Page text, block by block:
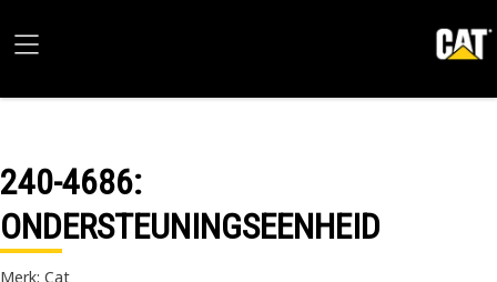
240-4686:
ONDERSTEUNINGSEENHEID
Merk: Cat